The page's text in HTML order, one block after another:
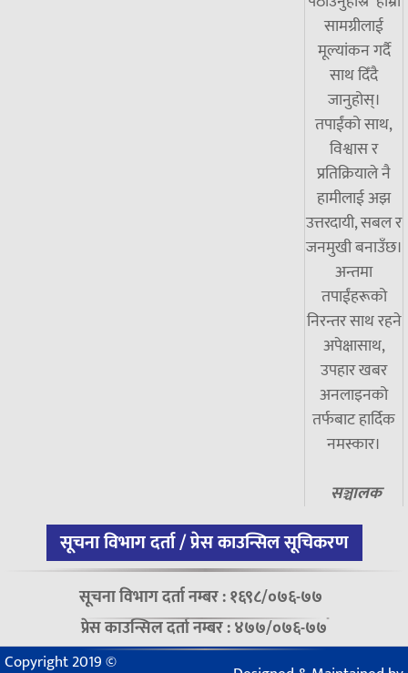
सामग्रीलाई
मूल्यांकन गर्दै
साथ दिँदै
जानुहोस्।
तपाईंको साथ,
विश्वास र
प्रतिक्रियाले नै
हामीलाई अझ
उत्तरदायी, सबल र
जनमुखी बनाउँछ।
अन्तमा
तपाईंहरूको
निरन्तर साथ रहने
अपेक्षासाथ,
उपहार खबर
अनलाइनको
तर्फबाट हार्दिक
नमस्कार।
सञ्चालक
सूचना विभाग दर्ता / प्रेस काउन्सिल सूचिकरण
सूचना विभाग दर्ता नम्बर : १६९८/०७६-७७
प्रेस काउन्सिल दर्ता नम्बर : ४७७/०७६-७७
Copyright 2019 ©